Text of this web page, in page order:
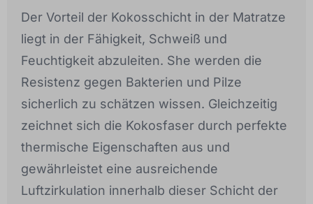
Der Vorteil der Kokosschicht in der Matratze
liegt in der Fähigkeit, Schweiß und
Feuchtigkeit abzuleiten. She werden die
Resistenz gegen Bakterien und Pilze
sicherlich zu schätzen wissen. Gleichzeitig
zeichnet sich die Kokosfaser durch perfekte
thermische Eigenschaften aus und
gewährleistet eine ausreichende
Luftzirkulation innerhalb dieser Schicht der